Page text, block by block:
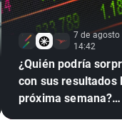
7 de agosto
14:42
¿Quién podría
con sus resultados
próxima semana?